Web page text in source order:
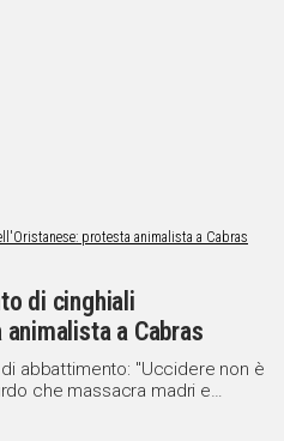
di cinghiali
a Cabras
abbattimento: "Uccidere non è
che massacra madri e